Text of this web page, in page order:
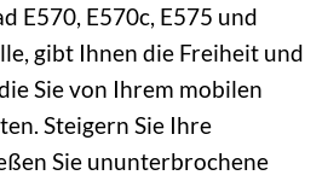
E570, E570c, E575 und
gibt Ihnen die Freiheit und
Sie von Ihrem mobilen
Steigern Sie Ihre
Sie ununterbrochene